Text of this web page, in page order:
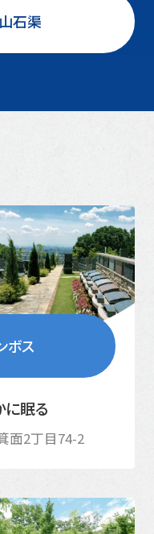
石渠
ボス
眠る
面2丁目74-2